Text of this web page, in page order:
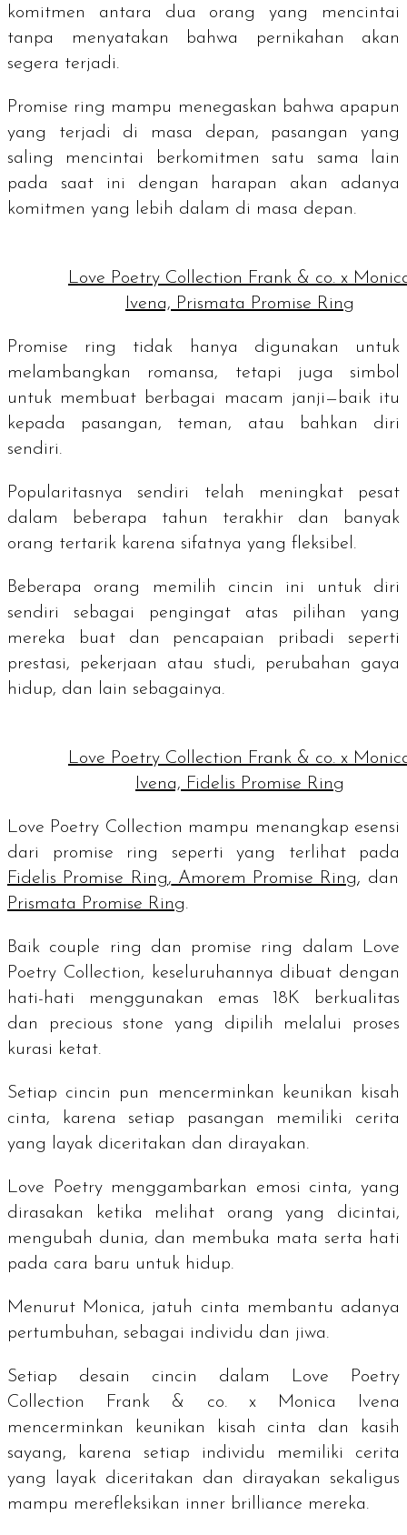
komitmen antara dua orang yang mencintai
tanpa menyatakan bahwa pernikahan akan
segera terjadi.
Promise ring mampu menegaskan bahwa apapun
yang terjadi di masa depan, pasangan yang
saling mencintai berkomitmen satu sama lain
pada saat ini dengan harapan akan adanya
komitmen yang lebih dalam di masa depan.
Love Poetry Collection Frank & co. x
Ivena, Prismata Promise Ring
Promise ring
tidak hanya digunakan untuk
melambangkan romansa, tetapi juga simbol
untuk membuat berbagai macam janji—baik itu
kepada pasangan, teman, atau bahkan diri
sendiri.
Popularitasnya sendiri telah meningkat pesat
dalam beberapa tahun terakhir dan banyak
orang tertarik karena sifatnya yang fleksibel.
Beberapa orang memilih cincin ini untuk diri
sendiri sebagai pengingat atas pilihan yang
mereka buat dan pencapaian pribadi seperti
prestasi, pekerjaan atau studi, perubahan gaya
hidup, dan lain sebagainya.
Love Poetry Collection Frank & co. x
Ivena, Fidelis Promise Ring
Love Poetry Collection mampu menangkap esensi
dari
promise ring seperti yang terlihat pada
Fidelis Promise Ring, Amorem Promise Ring, dan
Prismata Promise Ring.
Baik couple ring dan promise ring
dalam Love
Poetry Collection, keseluruhannya dibuat dengan
hati-hati menggunakan emas 18K berkualitas
dan
precious stone yang dipilih melalui proses
kurasi ketat.
Setiap cincin pun mencerminkan keunikan kisah
cinta, karena setiap pasangan memiliki cerita
yang layak diceritakan dan dirayakan.
Love Poetry menggambarkan emosi cinta, yang
dirasakan ketika melihat orang yang dicintai,
mengubah dunia, dan membuka mata serta hati
pada cara baru untuk hidup.
Menurut Monica, jatuh cinta membantu adanya
pertumbuhan, sebagai individu dan jiwa.
Setiap desain cincin dalam Love Poetry
Collection Frank & co. x Monica Ivena
mencerminkan keunikan kisah cinta dan kasih
sayang, karena setiap individu memiliki cerita
yang layak diceritakan dan dirayakan sekaligus
mampu merefleksikan inner brilliance mereka.